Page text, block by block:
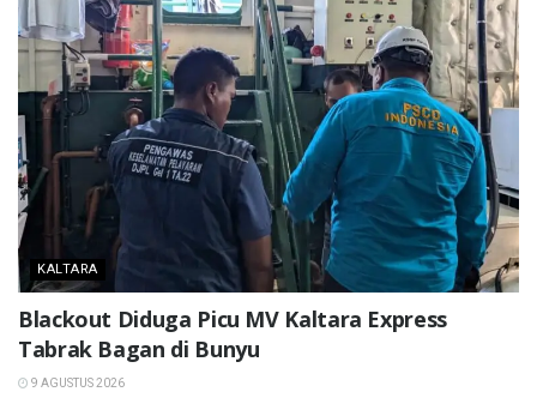
KALTARA
Blackout Diduga Picu MV Kaltara Express
Tabrak Bagan di Bunyu
9 AGUSTUS 2026